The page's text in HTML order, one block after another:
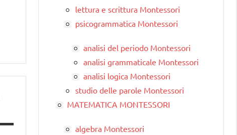
lettura e scrittura Montessori
psicogrammatica Montessori
analisi del periodo Montessori
analisi grammaticale Montessori
analisi logica Montessori
studio delle parole Montessori
MATEMATICA MONTESSORI
algebra Montessori